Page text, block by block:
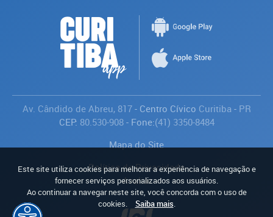
Av. Cândido de Abreu, 817- Centro Cívico Curitiba - PR
CEP: 80.530-908- Fone:(41) 3350-8484
Mapa do Site
Política de Privacidade
Avaliar
Este site utiliza cookies para melhorar a experiência de navegação e
fornecer serviços personalizados aos usuários.
Ao continuar a navegar neste site, você concorda com o uso de
cookies.
Saiba mais.